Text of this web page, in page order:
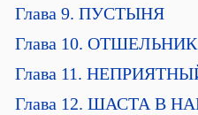
Глава 9. ПУСТЫНЯ
Глава 10. ОТШЕЛЬНИК
Глава 11.
Глава 12. ШАСТА В